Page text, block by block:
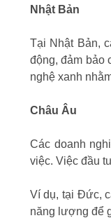
Nhật Bản
Tại Nhật Bản,
động, đảm bảo
nghệ xanh
Châu Âu
Các doanh
việc. Việc đầu
Ví dụ, tại Đức,
năng lượng để